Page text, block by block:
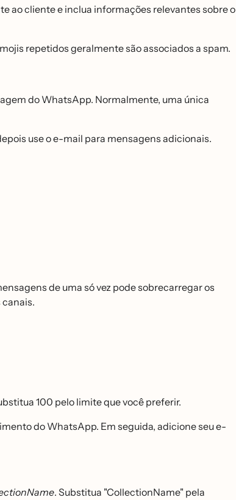
ao cliente e inclua informações relevantes sobre o
repetidos geralmente são associados a spam.
do WhatsApp. Normalmente, uma única
use o e-mail para mensagens adicionais.
de uma só vez pode sobrecarregar os
100 pelo limite que você preferir.
do WhatsApp. Em seguida, adicione seu e-
. Substitua "CollectionName" pela